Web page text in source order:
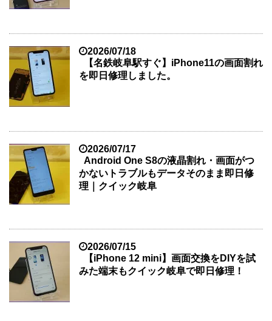
2026/07/18
【名鉄岐阜駅すぐ】iPhone11の画面割れ
を即日修理しました。
2026/07/17
Android One S8の液晶割れ・画面がつ
かないトラブルもデータそのまま即日修
理｜クイック岐阜
2026/07/15
【iPhone 12 mini】画面交換をDIYを試
みた端末もクイック岐阜で即日修理！